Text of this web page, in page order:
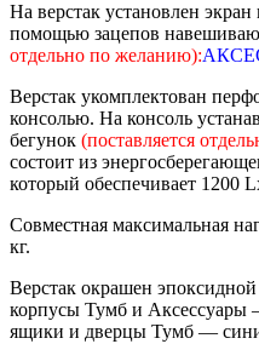
На верстак установлен
помощью зацепов
отдельно по желанию):
Верстак укомплектован
консолью. На консоль
бегунок (поставляется
состоит из
который обеспечивает 1200
Совместная максимальная
кг.
Верстак окрашен
корпусы Тумб и
ящики и дверцы Тумб —